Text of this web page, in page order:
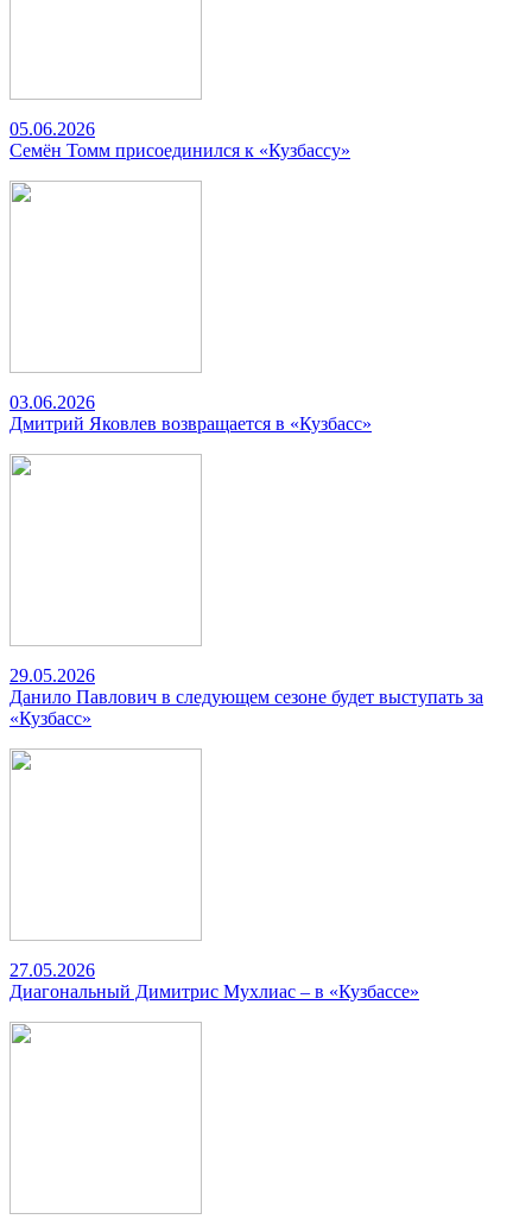
05.06.2026
Семён Томм присоединился к «Кузбассу»
03.06.2026
Дмитрий Яковлев возвращается в «Кузбасс»
29.05.2026
Данило Павлович в следующем сезоне будет выступать за
«Кузбасс»
27.05.2026
Диагональный Димитрис Мухлиас – в «Кузбассе»